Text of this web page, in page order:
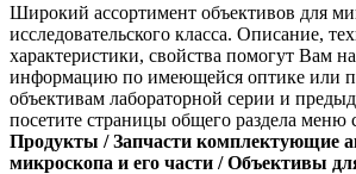
Широкий ассортимент объективов для
исследовательского класса. Описание,
характеристики, свойства помогут Вам
информацию по имеющейся оптике или
объективам лабораторной серии и
посетите страницы общего раздела меню
Продукты / Запчасти комплектующие
микроскопа и его части / Объективы